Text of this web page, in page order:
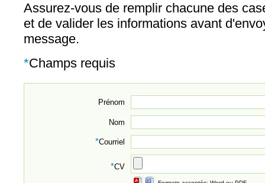
Assurez-vous de remplir chacune des
et de valider les informations avant
message.
*Champs requis
Prénom
Nom
*Courriel
*CV